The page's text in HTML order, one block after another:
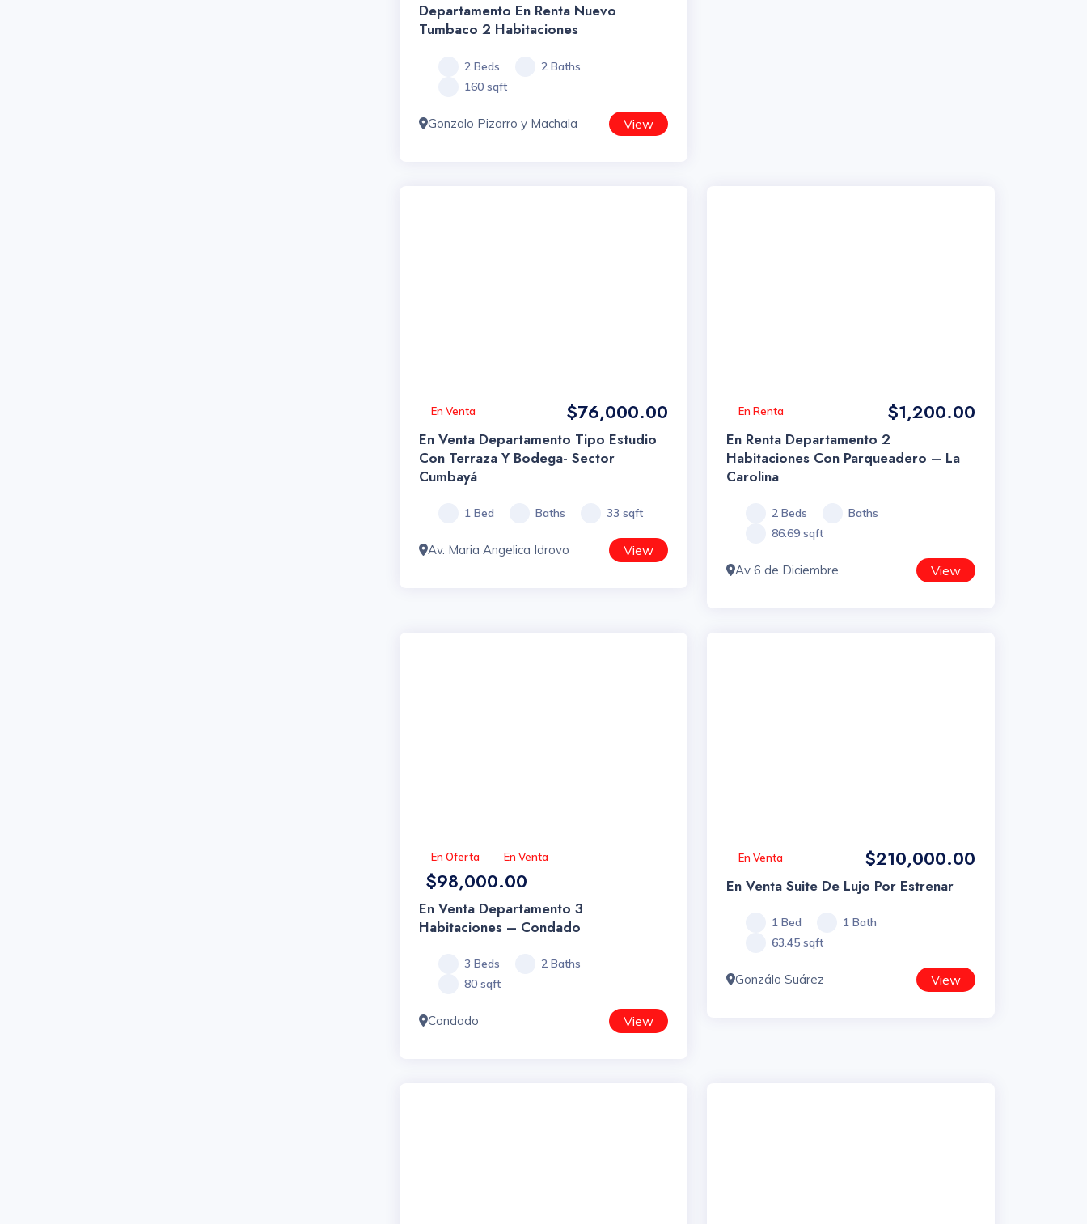
Departamento En Renta Nuevo
Tumbaco 2 Habitaciones
2 Beds
2 Baths
160 sqft
Gonzalo Pizarro y Machala View
En Venta $76,000.00
En Venta Departamento Tipo Estudio
Con Terraza Y Bodega- Sector
Cumbayá
1 Bed Baths 33 sqft
Av. Maria Angelica Idrovo View
En Renta $1,200.00
En Renta Departamento 2
Habitaciones Con Parqueadero – La
Carolina
2 Beds
Baths
86.69 sqft
Av 6 de Diciembre View
En Oferta En Venta
$98,000.00
En Venta Departamento 3
Habitaciones – Condado
3 Beds
2 Baths
80 sqft
Condado View
En Venta $210,000.00
En Venta Suite De Lujo Por Estrenar
1 Bed
1 Bath
63.45 sqft
Gonzálo Suárez View